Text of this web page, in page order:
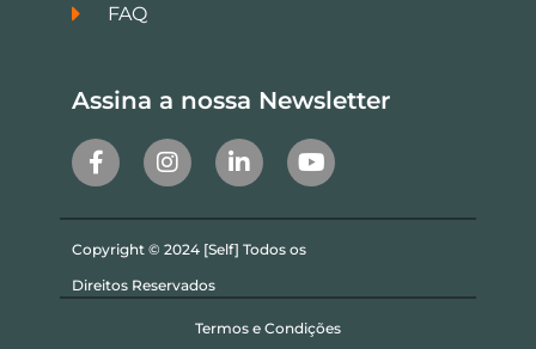
FAQ
Assina a nossa Newsletter
Copyright © 2024 [Self] Todos os
Direitos Reservados
Termos e Condições